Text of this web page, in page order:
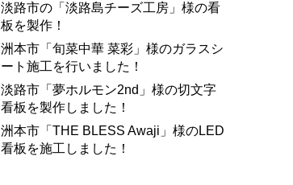
淡路市の「淡路島チーズ工房」様の看
板を製作！
洲本市「旬菜中華 菜彩」様のガラスシ
ート施工を行いました！
淡路市「夢ホルモン2nd」様の切文字
看板を製作しました！
洲本市「THE BLESS Awaji」様のLED
看板を施工しました！